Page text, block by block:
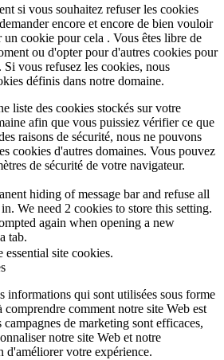
si vous souhaitez refuser les cookies
encore et encore de bien vouloir
un cookie pour cela . Vous êtes libre de
ou d'opter pour d'autres cookies pour
vous refusez les cookies, nous
définis dans notre domaine.
liste des cookies stockés sur votre
afin que vous puissiez vérifier ce que
raisons de sécurité, nous ne pouvons
cookies d'autres domaines. Vous pouvez
de sécurité de votre navigateur.
hiding of message bar and refuse all
We need 2 cookies to store this setting.
again when opening a new
tab.
site cookies.
informations qui sont utilisées sous forme
comprendre comment notre site Web est
de marketing sont efficaces,
notre site Web et notre
d'améliorer votre expérience.